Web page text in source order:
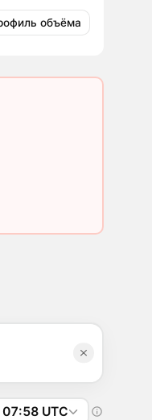
объёма
UTC